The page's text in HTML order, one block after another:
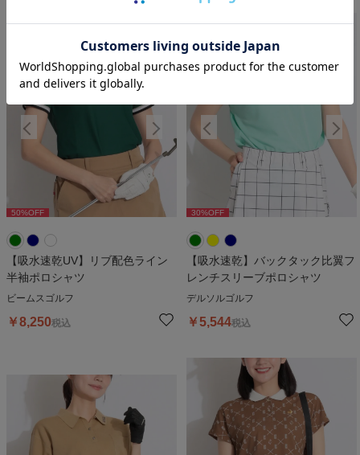
50%OFF %OFF
【吸水速乾UV】リブ配色ライン
半袖ポロシャツ
ビームスゴルフ
￥8,250税込
30%OFF 30%OFF
【吸水速乾】バックタック比翼フ
レンチスリーブポロシャツ
デルソルゴルフ
￥5,544税込